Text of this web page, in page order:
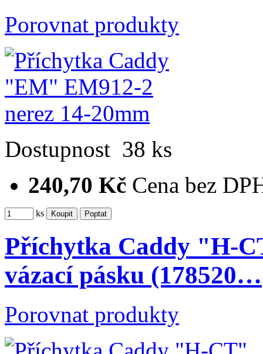
Porovnat produkty
Dostupnost 38 ks
240,70 Kč Cena bez
ks
Příchytka Caddy "H-
vázací pásku (178520…
Porovnat produkty